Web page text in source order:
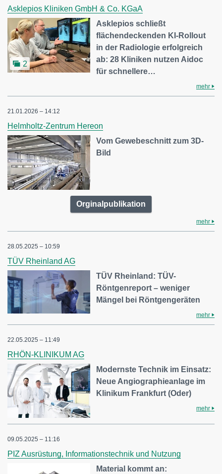
Asklepios Kliniken GmbH & Co. KGaA
2
Asklepios schließt
flächendeckenden KI-Rollout
in der Radiologie erfolgreich
ab: 28 Kliniken nutzen Aidoc
für schnellere…
mehr
21.01.2026 – 14:12
Helmholtz-Zentrum Hereon
Vom Gewebeschnitt zum 3D-
Bild
Orginalpublikation
mehr
28.05.2025 – 10:59
TÜV Rheinland AG
TÜV Rheinland: TÜV-
Röntgenreport – weniger
Mängel bei Röntgengeräten
mehr
22.05.2025 – 11:49
RHÖN-KLINIKUM AG
Modernste Technik im Einsatz:
Neue Angiographieanlage im
Klinikum Frankfurt (Oder)
mehr
09.05.2025 – 11:16
PIZ Ausrüstung, Informationstechnik und Nutzung
Material kommt an: